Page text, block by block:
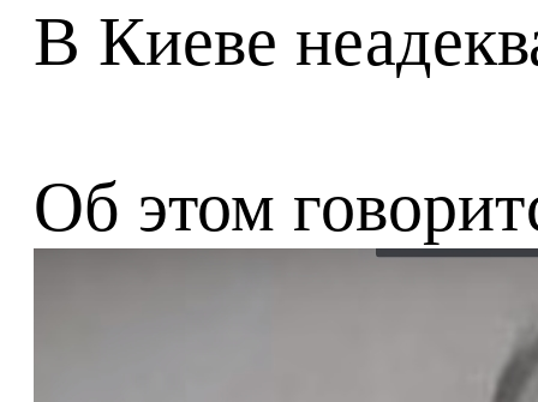
В Киеве
Об этом